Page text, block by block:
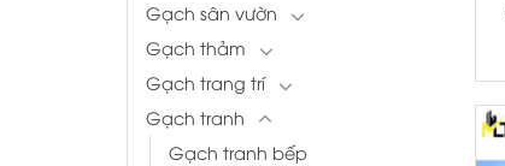
Gạch sân vườn
Gạch thảm
Gạch trang trí
Gạch tranh
Gạch tranh bếp